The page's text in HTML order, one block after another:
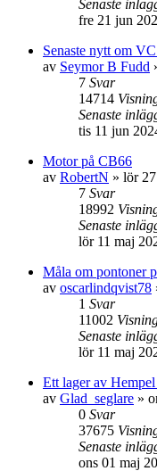
Senaste
fre 21 jun
Senaste nytt om
av Seymor B Fudd
7 Svar
14714
Senaste
tis 11 jun
Motor på CB66
av RobertN » lör
7 Svar
18992
Senaste
lör 11 maj
Måla om pontoner
av oscarlindqvist78
1 Svar
11002
Senaste
lör 11 maj
Ett lager av
av Glad_seglare »
0 Svar
37675
Senaste
ons 01 maj